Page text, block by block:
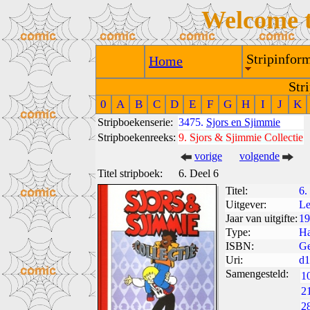
Welcome
Home
0 A B C D E F G H I J K
Stripboekenserie: 3475. Sjors en Sjimmie
Stripboekenreeks: 9. Sjors & Sjimmie Collectie
vorige
volgende
Titel stripboek:
6. Deel 6
Titel:
6.
Uitgever:
Jaar van uitgifte:
Type:
ISBN:
Uri:
Samengesteld: